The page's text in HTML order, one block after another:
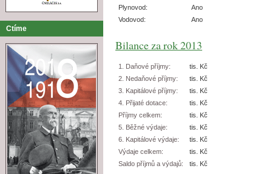
Ctíme
Plynovod:
Ano
Vodovod:
Ano
Bilance za rok 2013
1. Daňové příjmy:
tis. Kč
2. Nedaňové příjmy:
tis. Kč
3. Kapitálové příjmy:
tis. Kč
4. Přijaté dotace:
tis. Kč
Příjmy celkem:
tis. Kč
5. Běžné výdaje:
tis. Kč
6. Kapitálové výdaje:
tis. Kč
Výdaje celkem:
tis. Kč
Saldo příjmů a výdajů:
tis. Kč